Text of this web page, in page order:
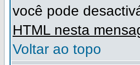
você pode
HTML nesta
Voltar ao topo